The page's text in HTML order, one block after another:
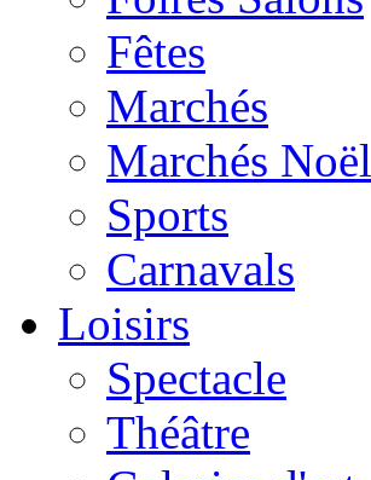
Fêtes
Marchés
Marchés Noël
Sports
Carnavals
Loisirs
Spectacle
Théâtre